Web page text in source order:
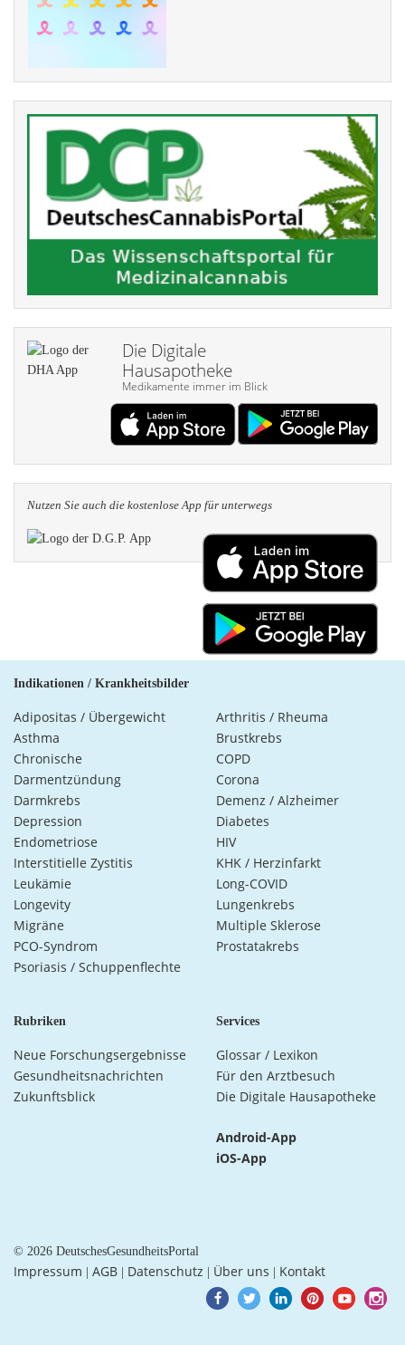
Die Digitale
Hausapotheke
Medikamente immer im Blick
Nutzen Sie auch die kosten­lose App für unterwegs
Indikationen / Krankheitsbilder
Adipositas / Übergewicht
Arthritis / Rheuma
Asthma
Brustkrebs
Chronische
Darmentzündung
COPD
Corona
Darmkrebs
Demenz / Alzheimer
Depression
Diabetes
Endometriose
HIV
Interstitielle Zystitis
KHK / Herzinfarkt
Leukämie
Long-COVID
Longevity
Lungenkrebs
Migräne
Multiple Sklerose
PCO-Syndrom
Prostatakrebs
Psoriasis / Schuppenflechte
Rubriken
Neue Forschungsergebnisse
Gesundheitsnachrichten
Zukunftsblick
Services
Glossar / Lexikon
Für den Arztbesuch
Die Digitale Hausapotheke
Android-App
iOS-App
© 2026 DeutschesGesundheitsPortal
Impressum AGB Datenschutz Über uns Kontakt